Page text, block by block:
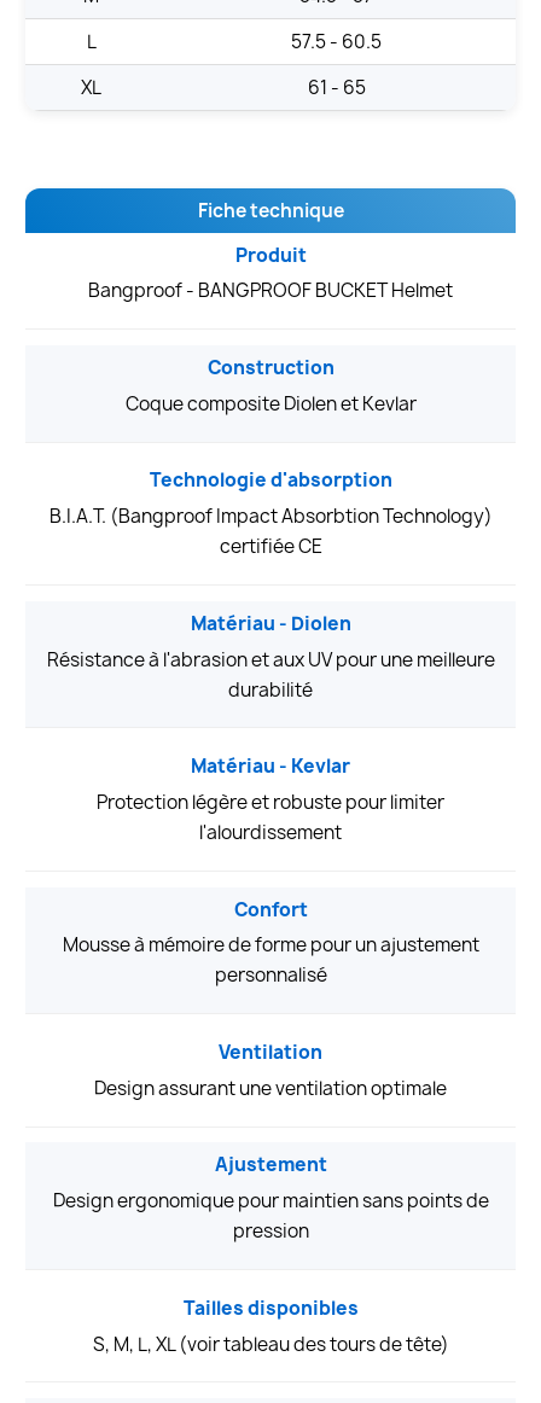
L
57.5 - 60.5
XL
61 - 65
Fiche technique
Produit
Bangproof - BANGPROOF BUCKET Helmet
Construction
Coque composite Diolen et Kevlar
Technologie d'absorption
B.I.A.T. (Bangproof Impact Absorbtion Technology)
certifiée CE
Matériau - Diolen
Résistance à l'abrasion et aux UV pour une meilleure
durabilité
Matériau - Kevlar
Protection légère et robuste pour limiter
l'alourdissement
Confort
Mousse à mémoire de forme pour un ajustement
personnalisé
Ventilation
Design assurant une ventilation optimale
Ajustement
Design ergonomique pour maintien sans points de
pression
Tailles disponibles
S, M, L, XL (voir tableau des tours de tête)